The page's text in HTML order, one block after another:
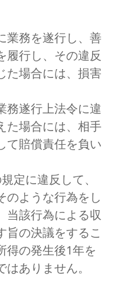
業務を遂行し、善
履行し、その違反
た場合には、損害
務遂行上法令に違
た場合には、相手
て賠償責任を負い
定に違反して、
のような行為をし
当該行為による収
旨の決議をするこ
得の発生後1年を
ありません。